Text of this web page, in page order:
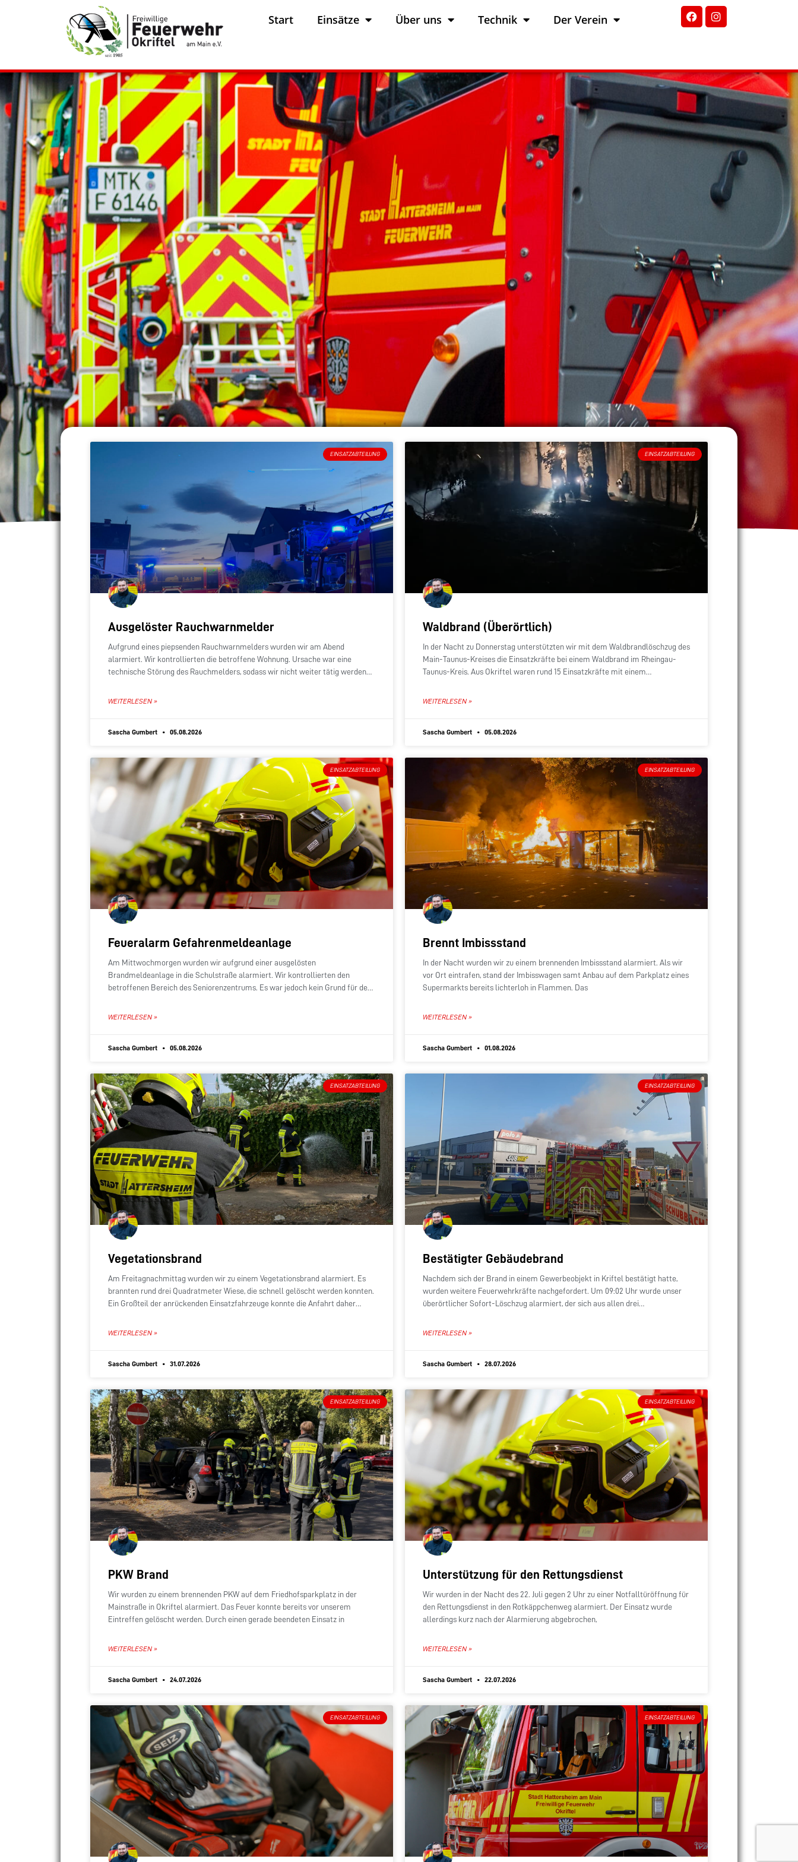
Start Einsätze Über uns Technik Der Verein
EINSATZABTEILUNG
Ausgelöster Rauchwarnmelder
Aufgrund eines piepsenden Rauchwarnmelders wurden wir am Abend
alarmiert. Wir kontrollierten die betroffene Wohnung. Ursache war eine
technische Störung des Rauchmelders, sodass wir nicht weiter tätig werden
WEITERLESEN »
Sascha Gumbert 05.08.2026
EINSATZABTEILUNG
Waldbrand (Überörtlich)
In der Nacht zu Donnerstag unterstützten wir mit dem Waldbrandlöschzug des
Main-Taunus-Kreises die Einsatzkräfte bei einem Waldbrand im Rheingau-
Taunus-Kreis. Aus Okriftel waren rund 15 Einsatzkräfte mit einem
WEITERLESEN »
Sascha Gumbert 05.08.2026
EINSATZABTEILUNG
Feueralarm Gefahrenmeldeanlage
Am Mittwochmorgen wurden wir aufgrund einer ausgelösten
Brandmeldeanlage in die Schulstraße alarmiert. Wir kontrollierten den
betroffenen Bereich des Seniorenzentrums. Es war jedoch kein Grund für den
WEITERLESEN »
Sascha Gumbert 05.08.2026
EINSATZABTEILUNG
Brennt Imbissstand
In der Nacht wurden wir zu einem brennenden Imbissstand alarmiert. Als wir
vor Ort eintrafen, stand der Imbisswagen samt Anbau auf dem Parkplatz eines
Supermarkts bereits lichterloh in Flammen. Das
WEITERLESEN »
Sascha Gumbert 01.08.2026
EINSATZABTEILUNG
Vegetationsbrand
Am Freitagnachmittag wurden wir zu einem Vegetationsbrand alarmiert. Es
brannten rund drei Quadratmeter Wiese, die schnell gelöscht werden konnten.
Ein Großteil der anrückenden Einsatzfahrzeuge konnte die Anfahrt daher
WEITERLESEN »
Sascha Gumbert 31.07.2026
EINSATZABTEILUNG
Bestätigter Gebäudebrand
Nachdem sich der Brand in einem Gewerbeobjekt in Kriftel bestätigt hatte,
wurden weitere Feuerwehrkräfte nachgefordert. Um 09:02 Uhr wurde unser
überörtlicher Sofort-Löschzug alarmiert, der sich aus allen drei
WEITERLESEN »
Sascha Gumbert 28.07.2026
EINSATZABTEILUNG
PKW Brand
Wir wurden zu einem brennenden PKW auf dem Friedhofsparkplatz in der
Mainstraße in Okriftel alarmiert. Das Feuer konnte bereits vor unserem
Eintreffen gelöscht werden. Durch einen gerade beendeten Einsatz in
WEITERLESEN »
Sascha Gumbert 24.07.2026
EINSATZABTEILUNG
Unterstützung für den Rettungsdienst
Wir wurden in der Nacht des 22. Juli gegen 2 Uhr zu einer Notfalltüröffnung für
den Rettungsdienst in den Rotkäppchenweg alarmiert. Der Einsatz wurde
allerdings kurz nach der Alarmierung abgebrochen,
WEITERLESEN »
Sascha Gumbert 22.07.2026
EINSATZABTEILUNG EINSATZABTEILUNG